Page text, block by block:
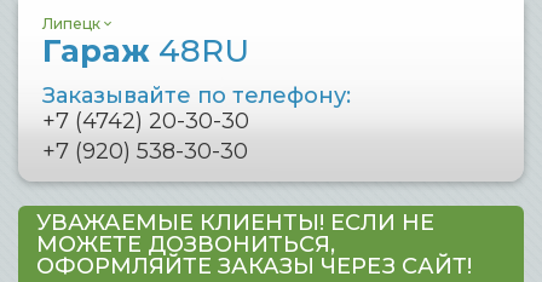
Липецк
Гараж 48RU
Заказывайте по телефону:
+7 (4742) 20-30-30
+7 (920) 538-30-30
УВАЖАЕМЫЕ КЛИЕНТЫ! ЕСЛИ НЕ
МОЖЕТЕ ДОЗВОНИТЬСЯ,
ОФОРМЛЯЙТЕ ЗАКАЗЫ ЧЕРЕЗ САЙТ!